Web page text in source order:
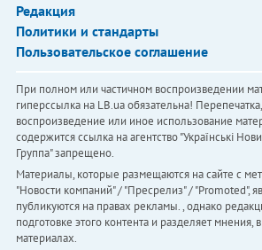
Редакция
Политики и стандарты
Пользовательское соглашение
При полном или частичном воспроизведении
гиперссылка на LB.ua обязательна!
воспроизведение или иное использование
содержится ссылка на агентство "Українськi
Группа" запрещено.
Материалы, которые размещаются на сайте с
"Новости компаний" / "Пресрелиз" / "Promoted",
публикуются на правах рекламы. , однако
подготовке этого контента и разделяет мнения,
материалах.